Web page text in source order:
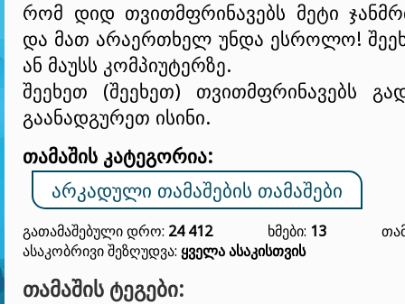
რომ დიდ თვითმფრინავებს მეტი
და მათ არაერთხელ უნდა ესროლო!
ან მაუსს კომპიუტერზე.
შეეხეთ (შეეხეთ) თვითმფრინავებს
გაანადგურეთ ისინი.
თამაშის კატეგორია:
ᲐᲠᲙᲐᲓᲣᲚᲘ ᲗᲐᲛᲐᲨᲔᲑᲘᲡ ᲗᲐᲛᲐᲨᲔᲑᲘ
Გათამაშებული Დრო: 24 412 Ხმები: 13
Ასაკობრივი Შეზღუდვა: Ყველა Ასაკისთვის
ᲗᲐᲛᲐᲨᲘᲡ ᲢᲔᲒᲔᲑᲘ: